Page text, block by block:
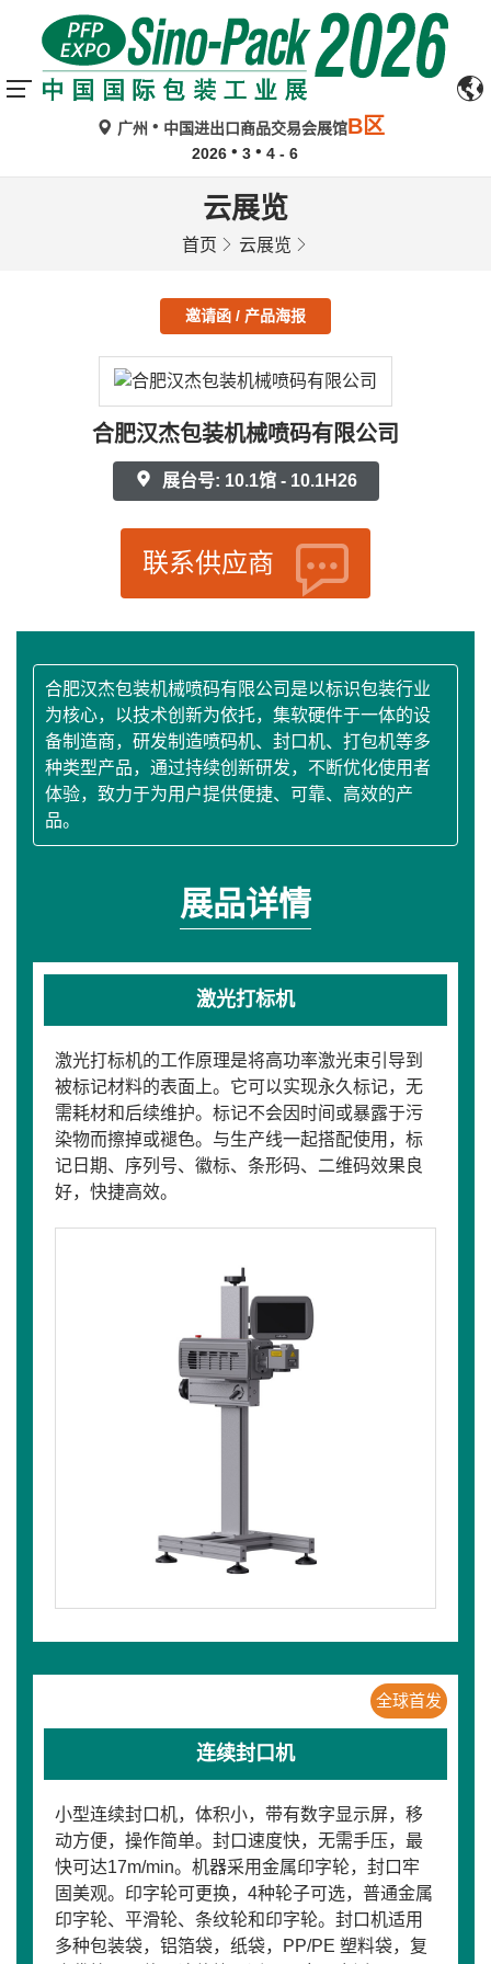
广州 中国进出口商品交易会展馆B区
2026 3 4 - 6
云展览
首页 云展览
邀请函 / 产品海报
合肥汉杰包装机械喷码有限公司
展台号: 10.1馆 - 10.1H26
联系供应商
合肥汉杰包装机械喷码有限公司是以标识包装行业
为核心，以技术创新为依托，集软硬件于一体的设
备制造商，研发制造喷码机、封口机、打包机等多
种类型产品，通过持续创新研发，不断优化使用者
体验，致力于为用户提供便捷、可靠、高效的产
品。
展品详情
激光打标机
激光打标机的工作原理是将高功率激光束引导到
被标记材料的表面上。它可以实现永久标记，无
需耗材和后续维护。标记不会因时间或暴露于污
染物而擦掉或褪色。与生产线一起搭配使用，标
记日期、序列号、徽标、条形码、二维码效果良
好，快捷高效。
全球首发
连续封口机
小型连续封口机，体积小，带有数字显示屏，移
动方便，操作简单。封口速度快，无需手压，最
快可达17m/min。机器采用金属印字轮，封口牢
固美观。印字轮可更换，4种轮子可选，普通金属
印字轮、平滑轮、条纹轮和印字轮。封口机适用
多种包装袋，铝箔袋，纸袋，PP/PE 塑料袋，复